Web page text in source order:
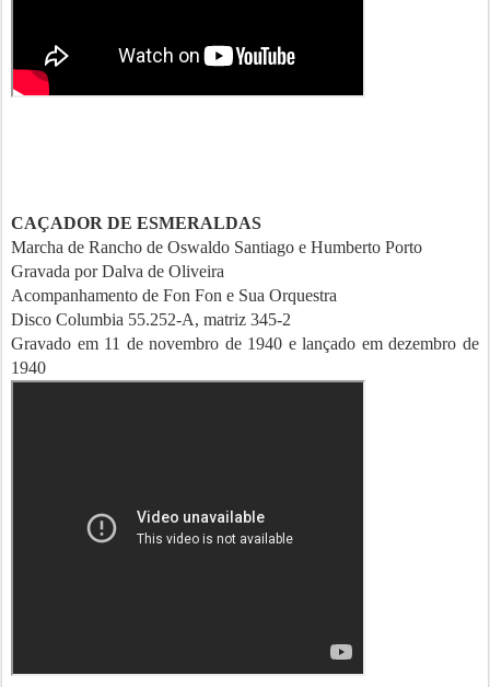
CAÇADOR DE ESMERALDAS
Marcha de Rancho de Oswaldo Santiago e Humberto Porto
Gravada por Dalva de Oliveira
Acompanhamento de Fon Fon e Sua Orquestra
Disco Columbia 55.252-A, matriz 345-2
Gravado em 11 de novembro de 1940 e lançado em dezembro de
1940